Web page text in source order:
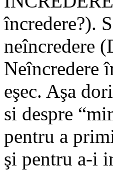
încredere?).
neîncredere
Neîncredere
eşec. Aşa
si despre
pentru a
şi pentru a-i